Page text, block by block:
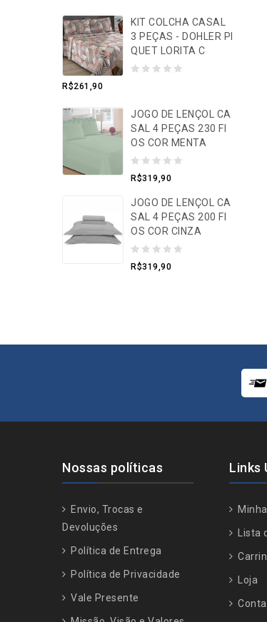
u
t
KIT COLCHA CASAL
3 PEÇAS - DOHLER PI
QUET LORITA C
u
t
R$261,90
JOGO DE LENÇOL CA
SAL 4 PEÇAS 230 FI
OS COR MENTA
0
u
t
o
f
R$319,90
JOGO DE LENÇOL CA
SAL 4 PEÇAS 200 FI
OS COR CINZA
0R$319,90
Nossas políticas
Envio, Trocas e
Devoluções
Política de Entrega
Política de Privacidade
Vale Presente
Links
Lista
Loja